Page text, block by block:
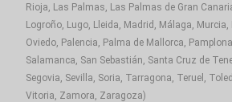
Rioja, Las Palmas, Las Palmas de Gran
Logroño, Lugo, Lleida, Madrid, Málaga, Murcia,
Oviedo, Palencia, Palma de Mallorca,
Salamanca, San Sebastián, Santa Cruz de
Segovia, Sevilla, Soria, Tarragona, Teruel,
Vitoria, Zamora, Zaragoza)